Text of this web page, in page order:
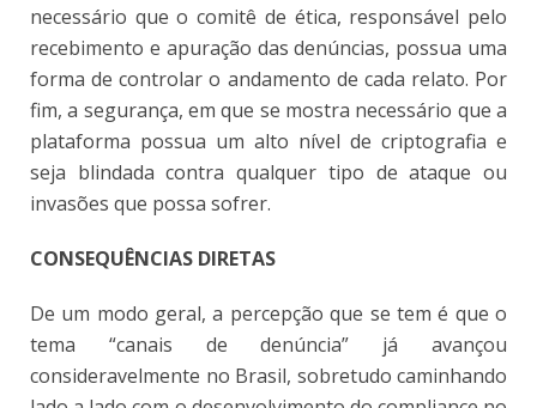
necessário que o comitê de ética, responsável pelo
recebimento e apuração das denúncias, possua uma
forma de controlar o andamento de cada relato. Por
fim, a segurança, em que se mostra necessário que a
plataforma possua um alto nível de criptografia e
seja blindada contra qualquer tipo de ataque ou
invasões que possa sofrer.
CONSEQUÊNCIAS DIRETAS
De um modo geral, a percepção que se tem é que o
tema “canais de denúncia” já avançou
consideravelmente no Brasil, sobretudo caminhando